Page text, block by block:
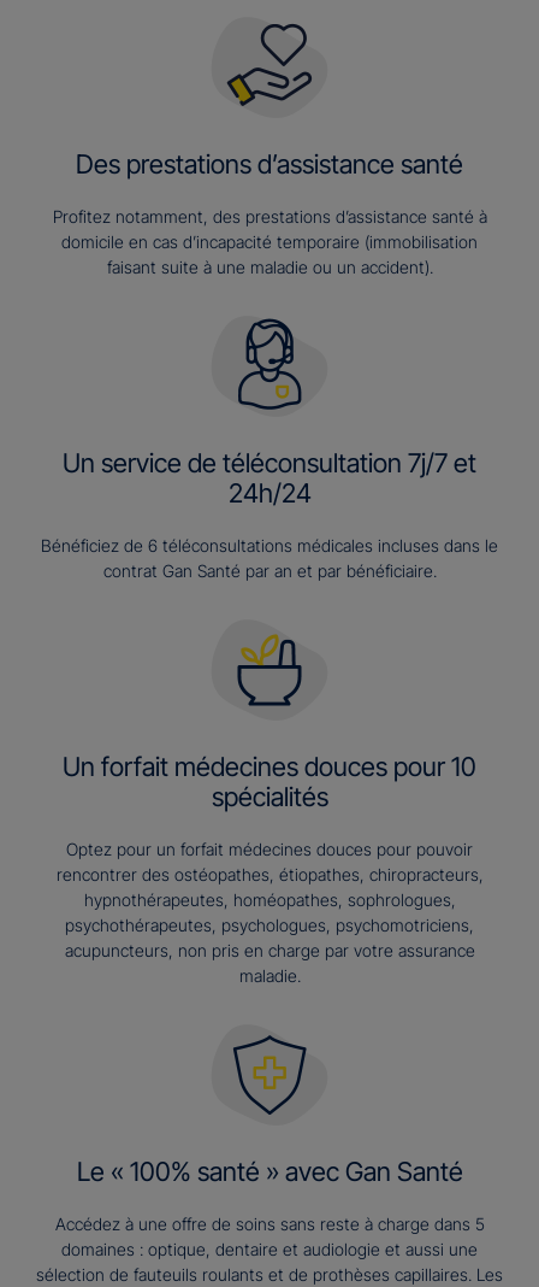
Des prestations d’assistance santé
Profitez notamment, des prestations d’assistance santé à
domicile en cas d’incapacité temporaire (immobilisation
faisant suite à une maladie ou un accident).
Un service de téléconsultation 7j/7 et
24h/24
Bénéficiez de 6 téléconsultations médicales incluses dans le
contrat Gan Santé par an et par bénéficiaire.
Un forfait médecines douces pour 10
spécialités
Optez pour un forfait médecines douces pour pouvoir
rencontrer des ostéopathes, étiopathes, chiropracteurs,
hypnothérapeutes, homéopathes, sophrologues,
psychothérapeutes, psychologues, psychomotriciens,
acupuncteurs, non pris en charge par votre assurance
maladie.
Le « 100% santé » avec Gan Santé
Accédez à une offre de soins sans reste à charge dans 5
domaines : optique, dentaire et audiologie et aussi une
sélection de fauteuils roulants et de prothèses capillaires. Les